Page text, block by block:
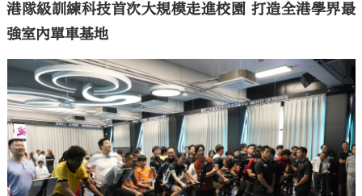
港隊級訓練科技首次大規模走進校園 打造全港學界最
強室內單車基地